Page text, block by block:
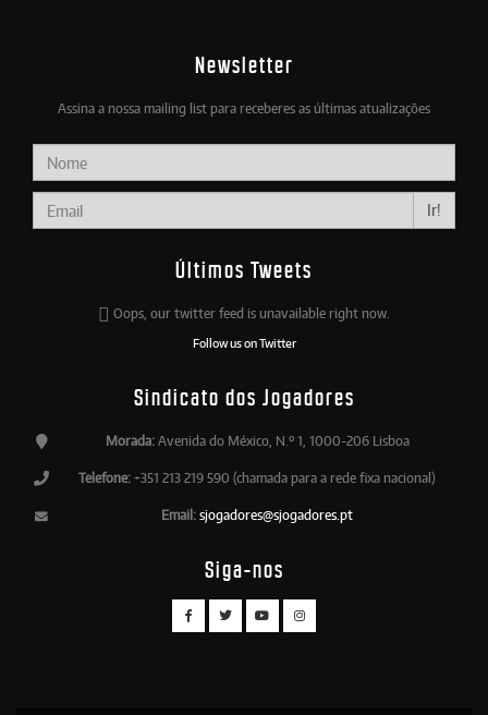
Newsletter
Assina a nossa mailing list para receberes as últimas atualizações
Ir!
Últimos Tweets
Oops, our twitter feed is unavailable right now.
Follow us on Twitter
Sindicato dos Jogadores
Morada:Avenida do México, N.º 1, 1000-206 Lisboa
Telefone: +351 213 219 590 (chamada para a rede fixa nacional)
Email: sjogadores@sjogadores.pt
Siga-nos